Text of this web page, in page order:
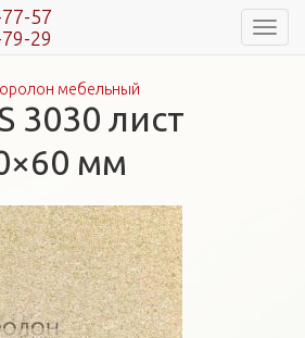
57
29
мебельный
3030 лист
мм